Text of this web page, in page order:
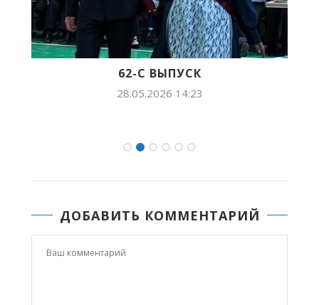
62-С ВЫПУСК
28.05.2026 14:23
ДОБАВИТЬ КОММЕНТАРИЙ